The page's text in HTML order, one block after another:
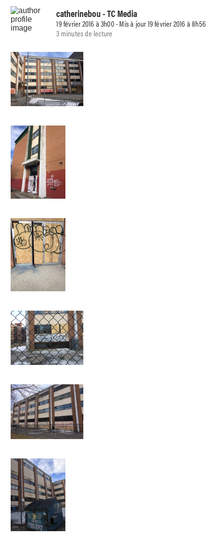
catherinebou- TC Media
19 février 2016 à 3h00 - Mis à jour 19 février 2016 à 8h56
3 minutes de lecture